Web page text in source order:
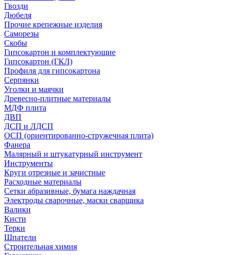
Гвозди
Дюбеля
Прочие крепежные изделия
Саморезы
Скобы
Гипсокартон и комплектующие
Гипсокартон (ГКЛ)
Профиля для гипсокартона
Серпянки
Уголки и маячки
Древесно-плитные материалы
МДФ плита
ДВП
ДСП и ЛДСП
ОСП (ориентированно-стружечная плита)
Фанера
Малярный и штукатурный инструмент
Инструменты
Круги отрезные и зачистные
Расходные материалы
Сетки абразивные, бумага наждачная
Электроды сварочные, маски сварщика
Валики
Кисти
Терки
Шпатели
Строительная химия